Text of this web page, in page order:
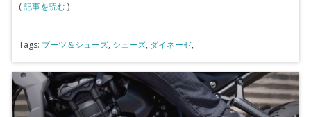
(記事を読む)
Tags: ブーツ＆シューズ, シューズ, ダイネーゼ,